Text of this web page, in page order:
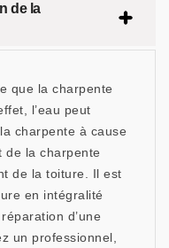
de la
que la charpente
l’eau peut
charpente à cause
de la charpente
de la toiture. Il est
en intégralité
d’une
un professionnel,